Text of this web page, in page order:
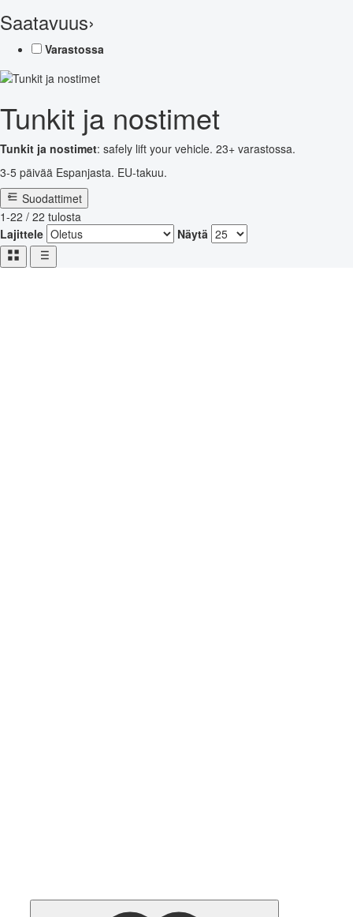
Saatavuus›
Varastossa
Tunkit ja nostimet
Tunkit ja nostimet: safely lift your vehicle. 23+ varastossa.
3-5 päivää Espanjasta. EU-takuu.
Suodattimet
1-22 / 22 tulosta
Lajittele
Näytä